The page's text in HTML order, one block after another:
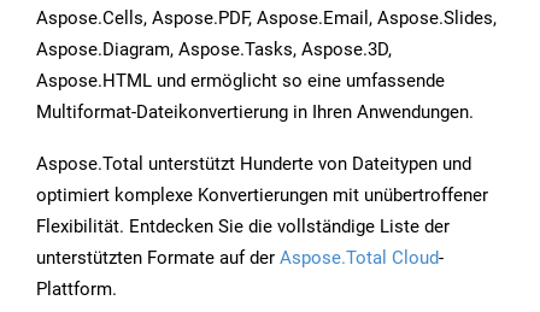
Aspose.Cells, Aspose.PDF, Aspose.Email, Aspose.Slides,
Aspose.Diagram, Aspose.Tasks, Aspose.3D,
Aspose.HTML und ermöglicht so eine umfassende
Multiformat-Dateikonvertierung in Ihren Anwendungen.
Aspose.Total unterstützt Hunderte von Dateitypen und
optimiert komplexe Konvertierungen mit unübertroffener
Flexibilität. Entdecken Sie die vollständige Liste der
unterstützten Formate auf der Aspose.Total Cloud-
Plattform.